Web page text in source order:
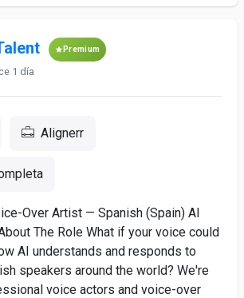
Premium
1 día
Alignerr
Over Artist — Spanish (Spain) AI
The Role What if your voice could
AI understands and responds to
speakers around the world? We're
voice actors and voice-over